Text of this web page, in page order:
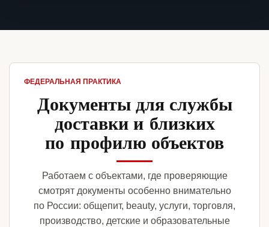
ФЕДЕРАЛЬНАЯ ПРАКТИКА
Документы для службы
доставки и близких
по профилю объектов
Работаем с объектами, где проверяющие
смотрят документы особенно внимательно
по России: общепит, beauty, услуги, торговля,
производство, детские и образовательные